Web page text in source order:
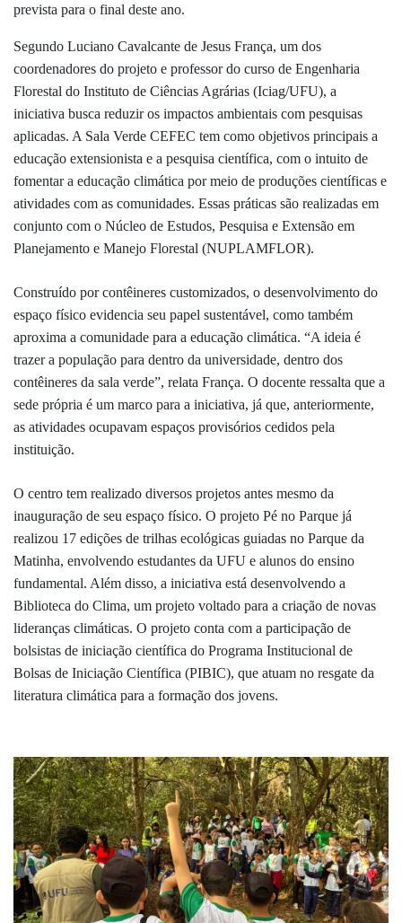
prevista para o final deste ano.
Segundo Luciano Cavalcante de Jesus França, um dos
coordenadores do projeto e professor do curso de Engenharia
Florestal do Instituto de Ciências Agrárias (Iciag/UFU), a
iniciativa busca reduzir os impactos ambientais com pesquisas
aplicadas. A Sala Verde CEFEC tem como objetivos principais a
educação extensionista e a pesquisa científica, com o intuito de
fomentar a educação climática por meio de produções científicas e
atividades com as comunidades. Essas práticas são realizadas em
conjunto com o Núcleo de Estudos, Pesquisa e Extensão em
Planejamento e Manejo Florestal (NUPLAMFLOR).
Construído por contêineres customizados, o desenvolvimento do
espaço físico evidencia seu papel sustentável, como também
aproxima a comunidade para a educação climática. “A ideia é
trazer a população para dentro da universidade, dentro dos
contêineres da sala verde”, relata França. O docente ressalta que a
sede própria é um marco para a iniciativa, já que, anteriormente,
as atividades ocupavam espaços provisórios cedidos pela
instituição.
O centro tem realizado diversos projetos antes mesmo da
inauguração de seu espaço físico. O projeto Pé no Parque já
realizou 17 edições de trilhas ecológicas guiadas no Parque da
Matinha, envolvendo estudantes da UFU e alunos do ensino
fundamental. Além disso, a iniciativa está desenvolvendo a
Biblioteca do Clima, um projeto voltado para a criação de novas
lideranças climáticas. O projeto conta com a participação de
bolsistas de iniciação científica do Programa Institucional de
Bolsas de Iniciação Científica (PIBIC), que atuam no resgate da
literatura climática para a formação dos jovens.